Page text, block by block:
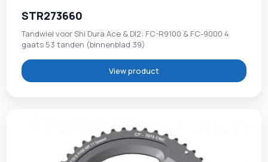
STR273660
Tandwiel voor Shi Dura Ace & DI2: FC-R9100 & FC-9000 4
gaats 53 tanden (binnenblad 39)
View product